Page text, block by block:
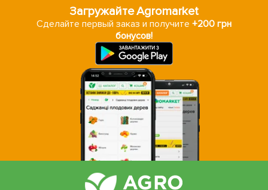
Загружайте Agromarket
Сделайте первый заказ и получите +200 грн
бонусов!